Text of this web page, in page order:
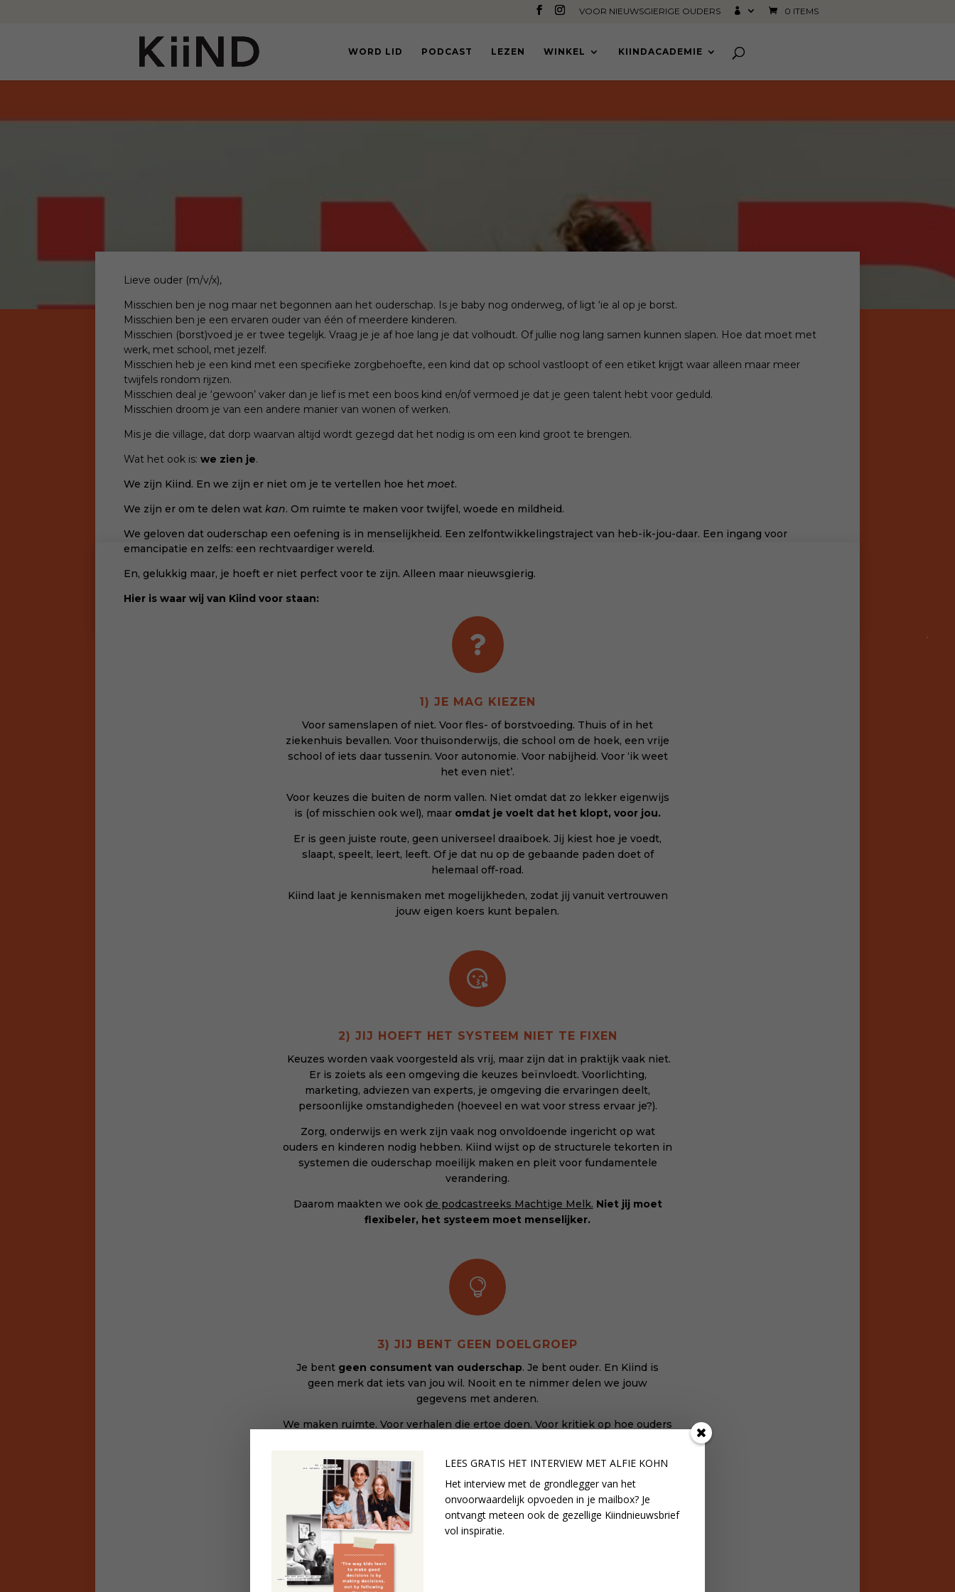
VOOR NIEUWSGIERIGE OUDERS 0 ITEMS
WORD LID PODCAST LEZEN WINKEL KIINDACADEMIE
Lieve ouder (m/v/x),
Misschien ben je nog maar net begonnen aan het ouderschap. Is je baby nog onderweg, of ligt ‘ie al op je borst.
Misschien ben je een ervaren ouder van één of meerdere kinderen.
Misschien (borst)voed je er twee tegelijk. Vraag je je af hoe lang je dat volhoudt. Of jullie nog lang samen kunnen slapen. Hoe dat moet met
werk, met school, met jezelf.
Misschien heb je een kind met een specifieke zorgbehoefte, een kind dat op school vastloopt of een etiket krijgt waar alleen maar meer
twijfels rondom rijzen.
Misschien deal je ‘gewoon’ vaker dan je lief is met een boos kind en/of vermoed je dat je geen talent hebt voor geduld.
Misschien droom je van een andere manier van wonen of werken.
Mis je die village, dat dorp waarvan altijd wordt gezegd dat het nodig is om een kind groot te brengen.
Wat het ook is:we zien je.
We zijn Kiind. En we zijn er niet om je te vertellen hoe hetmoet.
We zijn er om te delen watkan. Om ruimte te maken voor twijfel, woede en mildheid.
We geloven dat ouderschap een oefening is in menselijkheid. Een zelfontwikkelingstraject van heb-ik-jou-daar. Een ingang voor
emancipatie en zelfs: een rechtvaardiger wereld.
En, gelukkig maar, je hoeft er niet perfect voor te zijn. Alleen maar nieuwsgierig.
Hier is waar wij van Kiind voor staan:

1) JE MAG KIEZEN
Voor samenslapen of niet. Voor fles- of borstvoeding. Thuis of in het
ziekenhuis bevallen. Voor thuisonderwijs, die school om de hoek, een vrije
school of iets daar tussenin. Voor autonomie. Voor nabijheid. Voor ‘ik weet
het even niet’.
Voor keuzes die buiten de norm vallen. Niet omdat dat zo lekker eigenwijs
is (of misschien ook wel), maar omdat je voelt dat het klopt, voor jou.
Er is geen juiste route, geen universeel draaiboek. Jij kiest hoe je voedt,
slaapt, speelt, leert, leeft. Of je dat nu op de gebaande paden doet of
helemaal off-road.
Kiind laat je kennismaken met mogelijkheden, zodat jij vanuit vertrouwen
jouw eigen koers kunt bepalen.

2) JIJ HOEFT HET SYSTEEM NIET TE FIXEN
Keuzes worden vaak voorgesteld als vrij, maar zijn dat in praktijk vaak niet.
Er is zoiets als een omgeving die keuzes beïnvloedt. Voorlichting,
marketing, adviezen van experts, je omgeving die ervaringen deelt,
persoonlijke omstandigheden (hoeveel en wat voor stress ervaar je?).
Zorg, onderwijs en werk zijn vaak nog onvoldoende ingericht op wat
ouders en kinderen nodig hebben. Kiind wijst op de structurele tekorten in
systemen die ouderschap moeilijk maken en pleit voor fundamentele
verandering.
Daarom maakten we ook de podcastreeks Machtige Melk. Niet jij moet
flexibeler, het systeem moet menselijker.

3) JIJ BENT GEEN DOELGROEP
Je bent geen consument van ouderschap. Je bent ouder. En Kiind is
geen merk dat iets van jou wil. Nooit en te nimmer delen we jouw
gegevens met anderen.
We maken ruimte. Voor verhalen die ertoe doen. Voor kritiek op hoe ouders

Kiind is progressief, feministisch en politiek in de meest persoonlijke zin
LEES GRATIS HET INTERVIEW MET ALFIE KOHN
Het interview met de grondlegger van het
onvoorwaardelijk opvoeden in je mailbox? Je
ontvangt meteen ook de gezellige Kiindnieuwsbrief
vol inspiratie.